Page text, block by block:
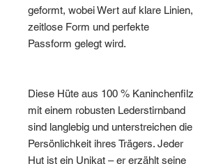
geformt, wobei Wert auf klare Linien,
zeitlose Form und perfekte
Passform gelegt wird.
Diese Hüte aus 100 % Kaninchenfilz
mit einem robusten Lederstirnband
sind langlebig und unterstreichen die
Persönlichkeit ihres Trägers. Jeder
Hut ist ein Unikat – er erzählt seine